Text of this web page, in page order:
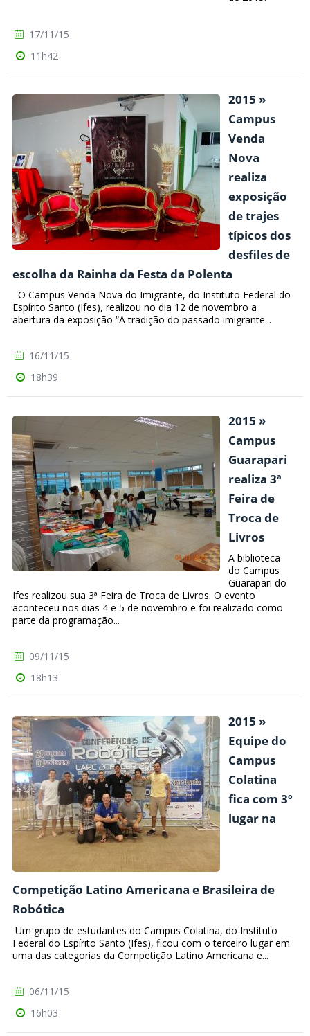
17/11/15
11h42
2015 »
Campus
Venda
Nova
realiza
exposição
de trajes
típicos dos
desfiles de
escolha da Rainha da Festa da Polenta
O Campus Venda Nova do Imigrante, do Instituto Federal do
Espírito Santo (Ifes), realizou no dia 12 de novembro a
abertura da exposição “A tradição do passado imigrante...
16/11/15
18h39
2015 »
Campus
Guarapari
realiza 3ª
Feira de
Troca de
Livros
A biblioteca
do Campus
Guarapari do
Ifes realizou sua 3ª Feira de Troca de Livros. O evento
aconteceu nos dias 4 e 5 de novembro e foi realizado como
parte da programação...
09/11/15
18h13
2015 »
Equipe do
Campus
Colatina
fica com 3º
lugar na
Competição Latino Americana e Brasileira de
Robótica
Um grupo de estudantes do Campus Colatina, do Instituto
Federal do Espírito Santo (Ifes), ficou com o terceiro lugar em
uma das categorias da Competição Latino Americana e...
06/11/15
16h03